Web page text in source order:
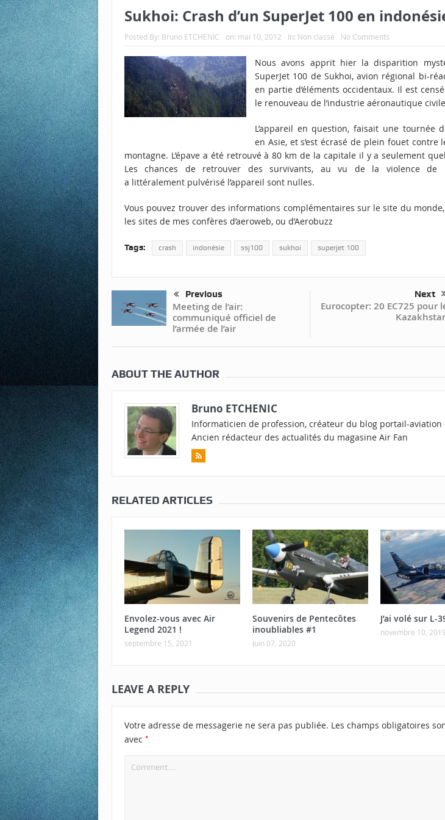
Sukhoi: Crash d’un SuperJet 100 en
Posted By: Bruno ETCHENIC on: mai 10, 2012 In: Non classé No Comments
Nous avons apprit hier la disparition
SuperJet 100 de Sukhoi, avion régional bi-
en partie d’éléments occidentaux. Il est
le renouveau de l’industrie aéronautique
L’appareil en question, faisait une tournée
en Asie, et s’est écrasé de plein fouet contre
montagne. L’épave a été retrouvé à 80 km de la capitale il y a seulement
Les chances de retrouver des survivants, au vu de la violence de
a littéralement pulvérisé l’appareil sont nulles.
Vous pouvez trouver des informations complémentaires sur le site du monde
les sites de mes confères d’aeroweb, ou d’Aerobuzz
Tags: crash indonésie ssj100 sukhoi superjet 100
Previous
Meeting de l’air:
communiqué officiel de
l’armée de l’air
Next
Eurocopter: 20 EC725 pour
ABOUT THE AUTHOR
Bruno ETCHENIC
Informaticien de profession, créateur du blog portail-aviation
Ancien rédacteur des actualités du magasine Air Fan
RELATED ARTICLES
Envolez-vous avec Air
Legend 2021 !
septembre 15, 2021
Souvenirs de Pentecôtes
inoubliables #1
juin 07, 2020
J’ai volé sur L-
novembre 10, 2019
LEAVE A REPLY
Votre adresse de messagerie ne sera pas publiée. Les champs obligatoires
avec *